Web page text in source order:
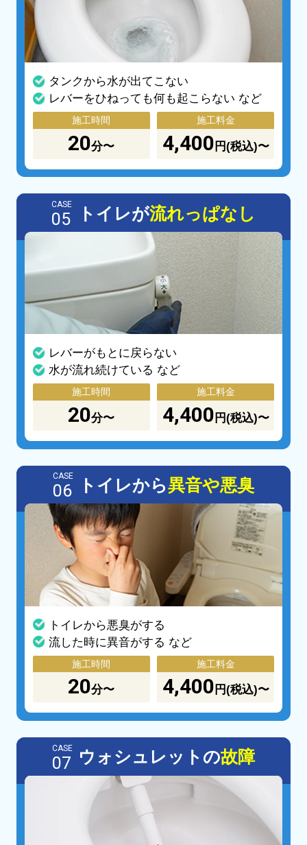
タンクから水が出てこない
レバーをひねっても何も起こらない など
施工時間
20分〜
施工料金
4,400 円(税込)〜
CASE
05 トイレが流れっぱなし
レバーがもとに戻らない
水が流れ続けている など
施工時間
20分〜
施工料金
4,400 円(税込)〜
CASE
06 トイレから異音や悪臭
トイレから悪臭がする
流した時に異音がする など
施工時間
20分〜
施工料金
4,400 円(税込)〜
CASE
07 ウォシュレットの故障